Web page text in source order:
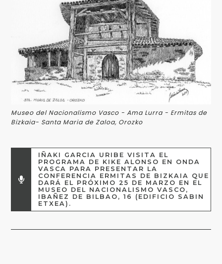
Museo del Nacionalismo Vasco - Ama Lurra - Ermitas de
Bizkaia- Santa Maria de Zaloa, Orozko
IÑAKI GARCIA URIBE VISITA EL
PROGRAMA DE KIKE ALONSO EN ONDA
VASCA PARA PRESENTAR LA
CONFERENCIA ERMITAS DE BIZKAIA QUE
DARÁ EL PRÓXIMO 25 DE MARZO EN EL
MUSEO DEL NACIONALISMO VASCO,
IBAÑEZ DE BILBAO, 16 (EDIFICIO SABIN
ETXEA).